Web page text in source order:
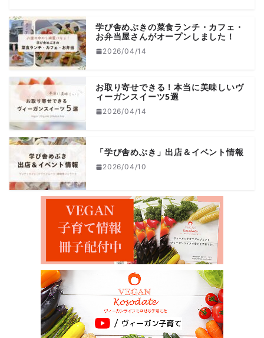
学び舎めぶきの菜食ランチ・カフェ・
お弁当屋さんがオープンしました！
2026/04/14
お取り寄せできる！本当に美味しいヴ
ィーガンスイーツ5選
2026/04/14
「学び舎めぶき」出店＆イベント情報
2026/04/10